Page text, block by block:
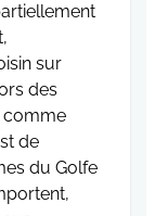
sur
des
comme
de
du Golfe